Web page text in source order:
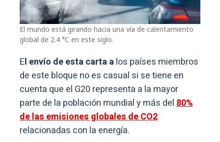
El mundo está girando hacia una vía de calentamiento
global de 2.4 °C en este siglo.
El envío de esta carta alos países miembros
de este bloque no es casual si se tiene en
cuenta que el G20 representa a la mayor
parte de la población mundial y más del80%
de las emisiones globales de CO2
relacionadas con la energía.